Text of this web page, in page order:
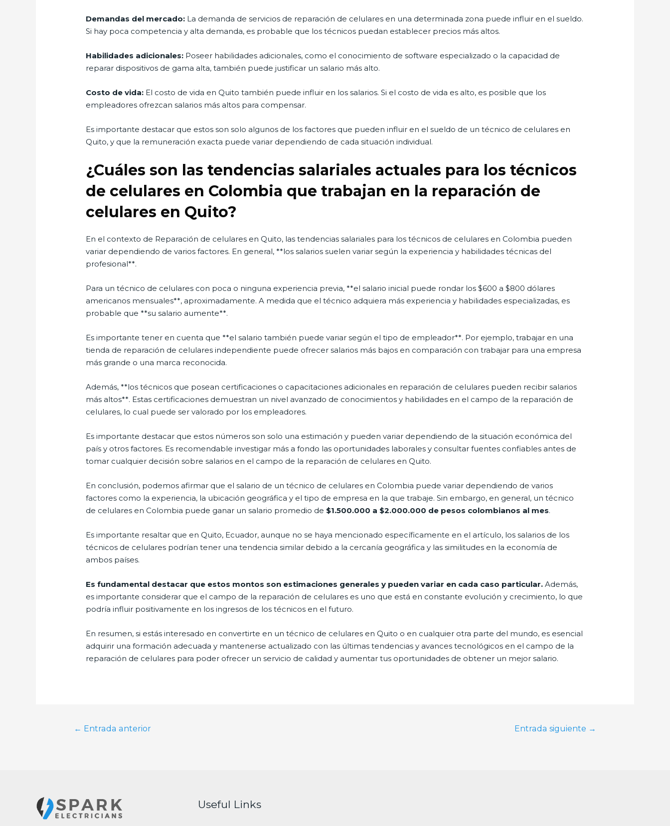
Demandas del mercado: La demanda de servicios de reparación de celulares en una determinada zona puede influir en el sueldo.
Si hay poca competencia y alta demanda, es probable que los técnicos puedan establecer precios más altos.
Habilidades adicionales: Poseer habilidades adicionales, como el conocimiento de software especializado o la capacidad de
reparar dispositivos de gama alta, también puede justificar un salario más alto.
Costo de vida: El costo de vida en Quito también puede influir en los salarios. Si el costo de vida es alto, es posible que los
empleadores ofrezcan salarios más altos para compensar.
Es importante destacar que estos son solo algunos de los factores que pueden influir en el sueldo de un técnico de celulares en
Quito, y que la remuneración exacta puede variar dependiendo de cada situación individual.
¿Cuáles son las tendencias salariales actuales para los técnicos
de celulares en Colombia que trabajan en la reparación de
celulares en Quito?
En el contexto de Reparación de celulares en Quito, las tendencias salariales para los técnicos de celulares en Colombia pueden
variar dependiendo de varios factores. En general, **los salarios suelen variar según la experiencia y habilidades técnicas del
profesional**.
Para un técnico de celulares con poca o ninguna experiencia previa, **el salario inicial puede rondar los $600 a $800 dólares
americanos mensuales**, aproximadamente. A medida que el técnico adquiera más experiencia y habilidades especializadas, es
probable que **su salario aumente**.
Es importante tener en cuenta que **el salario también puede variar según el tipo de empleador**. Por ejemplo, trabajar en una
tienda de reparación de celulares independiente puede ofrecer salarios más bajos en comparación con trabajar para una empresa
más grande o una marca reconocida.
Además, **los técnicos que posean certificaciones o capacitaciones adicionales en reparación de celulares pueden recibir salarios
más altos**. Estas certificaciones demuestran un nivel avanzado de conocimientos y habilidades en el campo de la reparación de
celulares, lo cual puede ser valorado por los empleadores.
Es importante destacar que estos números son solo una estimación y pueden variar dependiendo de la situación económica del
país y otros factores. Es recomendable investigar más a fondo las oportunidades laborales y consultar fuentes confiables antes de
tomar cualquier decisión sobre salarios en el campo de la reparación de celulares en Quito.
En conclusión, podemos afirmar que el salario de un técnico de celulares en Colombia puede variar dependiendo de varios
factores como la experiencia, la ubicación geográfica y el tipo de empresa en la que trabaje. Sin embargo, en general, un técnico
de celulares en Colombia puede ganar un salario promedio de $1.500.000 a $2.000.000 de pesos colombianos al mes.
Es importante resaltar que en Quito, Ecuador, aunque no se haya mencionado específicamente en el artículo, los salarios de los
técnicos de celulares podrían tener una tendencia similar debido a la cercanía geográfica y las similitudes en la economía de
ambos países.
Es fundamental destacar que estos montos son estimaciones generales y pueden variar en cada caso particular. Además,
es importante considerar que el campo de la reparación de celulares es uno que está en constante evolución y crecimiento, lo que
podría influir positivamente en los ingresos de los técnicos en el futuro.
En resumen, si estás interesado en convertirte en un técnico de celulares en Quito o en cualquier otra parte del mundo, es esencial
adquirir una formación adecuada y mantenerse actualizado con las últimas tendencias y avances tecnológicos en el campo de la
reparación de celulares para poder ofrecer un servicio de calidad y aumentar tus oportunidades de obtener un mejor salario.
Navegación
← Entrada anterior Entrada siguiente →
Useful Links